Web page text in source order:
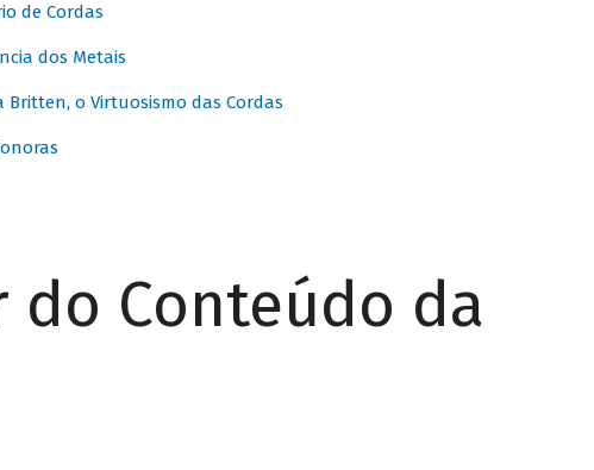
de Cordas
dos Metais
Britten, o Virtuosismo das Cordas
do Conteúdo da